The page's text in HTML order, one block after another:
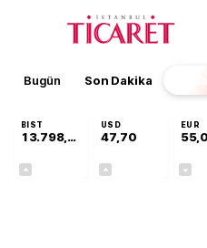
Bugün Son Dakika
BIST
13.798,82
USD
47,70
EUR